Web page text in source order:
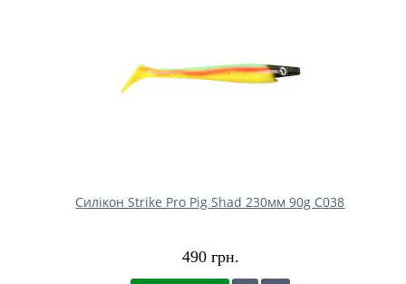
Силікон Strike Pro Pig Shad 230мм 90g C038
490 грн.